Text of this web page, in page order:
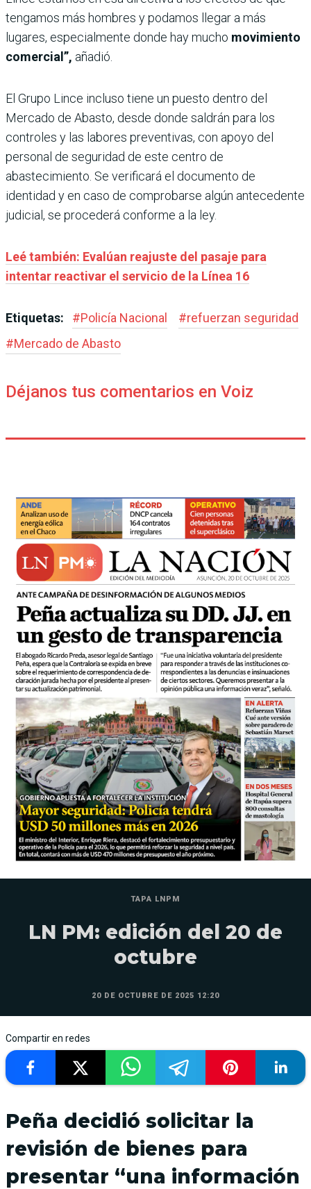
tengamos más hombres y podamos llegar a más
lugares, especialmente donde hay mucho movimiento
comercial”, añadió.
El Grupo Lince incluso tiene un puesto dentro del
Mercado de Abasto, desde donde saldrán para los
controles y las labores preventivas, con apoyo del
personal de seguridad de este centro de
abastecimiento. Se verificará el documento de
identidad y en caso de comprobarse algún antecedente
judicial, se procederá conforme a la ley.
Leé también: Evalúan reajuste del pasaje para
intentar reactivar el servicio de la Línea 16
Etiquetas: #Policía Nacional #refuerzan seguridad
#Mercado de Abasto
Déjanos tus comentarios en Voiz
TAPA LNPM
LN PM: edición del 20 de
octubre
20 DE OCTUBRE DE 2025 12:20
Compartir en redes
Peña decidió solicitar la
revisión de bienes para
presentar “una información